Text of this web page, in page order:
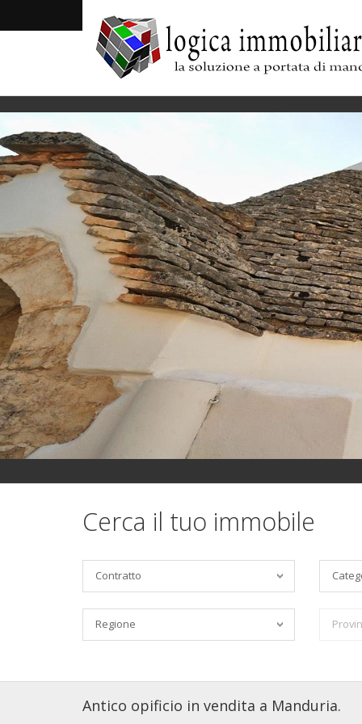
Cerca il tuo immobile
Contratto
Regione
Antico opificio in vendita a Manduria.